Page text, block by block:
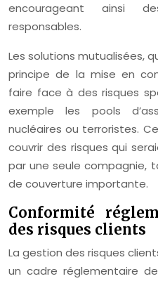
encourageant ainsi
responsables.
Les solutions mutualisées,
principe de la mise en
faire face à des risques
exemple les pools
nucléaires ou terroristes.
couvrir des risques qui
par une seule compagnie,
de couverture importante.
Conformité
des risques clients
La gestion des risques
un cadre réglementaire